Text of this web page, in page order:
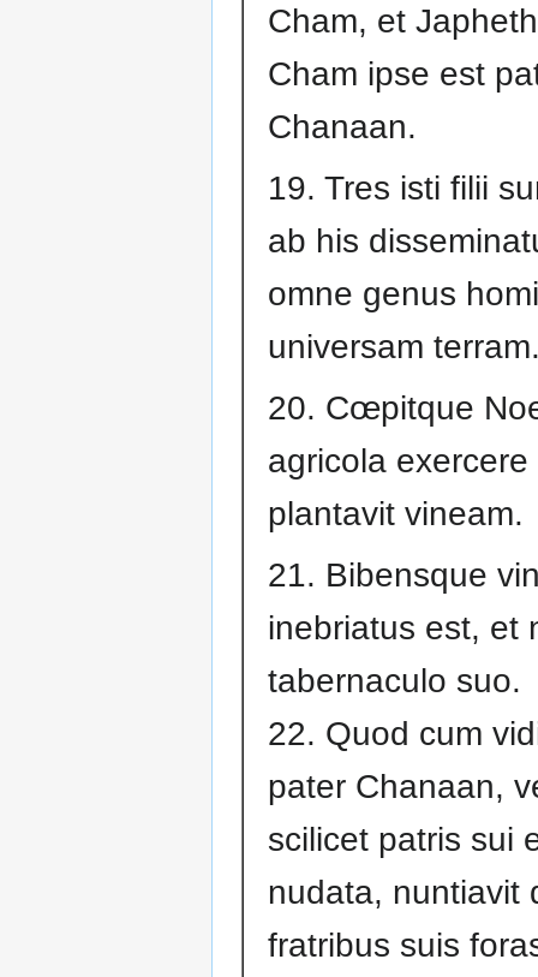
Cham, et
Cham ipse est
Chanaan.
19. Tres isti filii
ab his
omne genus
universam
20. Cœpitque
agricola
plantavit vineam.
21. Bibensque
inebriatus est, et
tabernaculo suo.
22. Quod cum
pater Chanaan,
scilicet patris sui
nudata, nuntiavit
fratribus suis